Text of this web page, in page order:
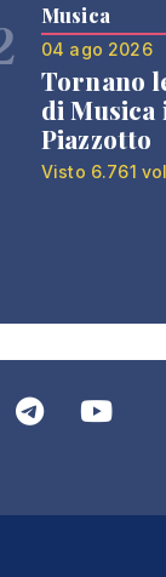
Musica
04 ago 2026
Tornano
di Musica
Piazzotto
Visto 6.761